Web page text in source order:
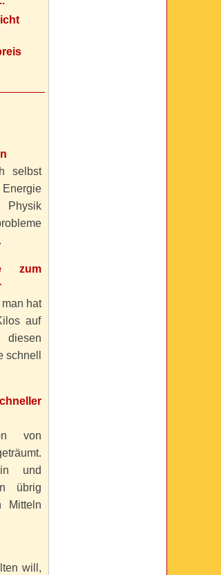
selbst
zum
hat
auf
von
und
übrig
Mitteln
will,